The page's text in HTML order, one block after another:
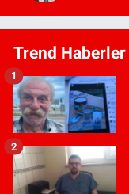
Trend Haberler
1
2